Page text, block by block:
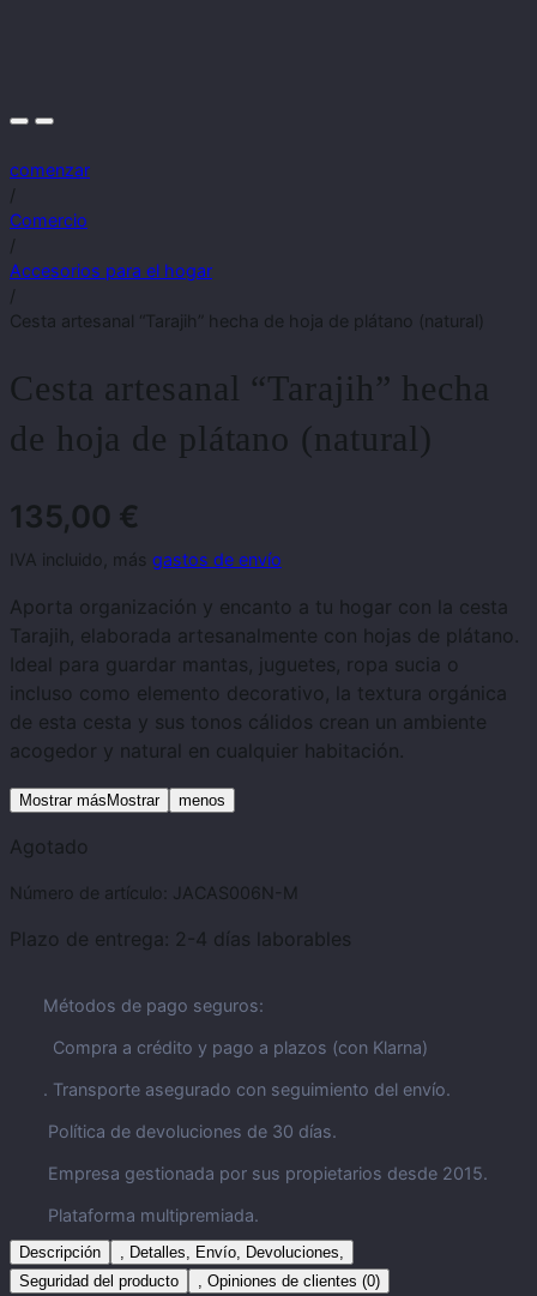
comenzar
/
Comercio
/
Accesorios para el hogar
/
Cesta artesanal “Tarajih” hecha de hoja de plátano (natural)
Cesta artesanal “Tarajih” hecha
de hoja de plátano (natural)
135,00 €
IVA incluido, más gastos de envío
Aporta organización y encanto a tu hogar con la cesta
Tarajih, elaborada artesanalmente con hojas de plátano.
Ideal para guardar mantas, juguetes, ropa sucia o
incluso como elemento decorativo, la textura orgánica
de esta cesta y sus tonos cálidos crean un ambiente
acogedor y natural en cualquier habitación.
Mostrar másMostrar menos
Agotado
Número de artículo: JACAS006N-M
Plazo de entrega: 2-4 días laborables
Métodos de pago seguros:
Compra a crédito y pago a plazos (con Klarna)
. Transporte asegurado con seguimiento del envío.
Política de devoluciones de 30 días.
Empresa gestionada por sus propietarios desde 2015.
Plataforma multipremiada.
Descripción
, Detalles, Envío, Devoluciones,
Seguridad del producto
, Opiniones de clientes (0)